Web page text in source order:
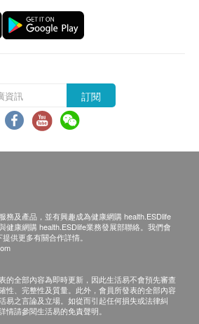
出示已簽署的同意書及簽署者的
核實無誤後可提供服務。
付款日期起計)接受有關檢查，客
約相關檢查，逾期作廢。
評估才可注射，如有需要，醫生
提供協助。如醫生認為不適合注
告只限旺角分店，若有需要請聯
詢。
完成電話或面解服務，若再要求
訂閱
務及產品，並有興趣成為健康網購 health.ESDlife
健康網購 health.ESDlife業務發展部聯絡。我們會
供更多有關合作詳情。
的全部內容為即時更新，因此生活易不會預先審查
性、完整性及質量。此外，會員所發表的全部內容
易之言論及立場。如從而引起任何損失或法律糾
請參閱生活易的免責聲明。